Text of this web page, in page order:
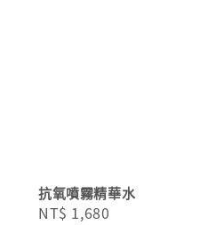
抗氧噴霧精華水
Regular
NT$ 1,680